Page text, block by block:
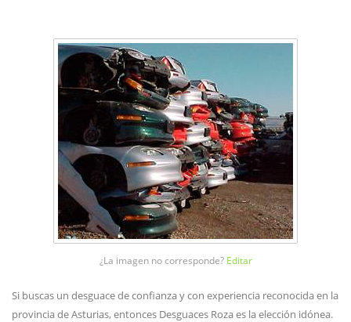
¿La imagen no corresponde? Editar
Si buscas un desguace de confianza y con experiencia reconocida en la
provincia de Asturias, entonces Desguaces Roza es la elección idónea.